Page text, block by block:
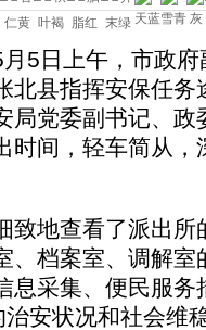
日上午，市政府
北县指挥安保任务
局党委副书记、政
时间，轻车简从，
地查看了派出所
、档案室、调解室
息采集、便民服务
治安状况和社会维